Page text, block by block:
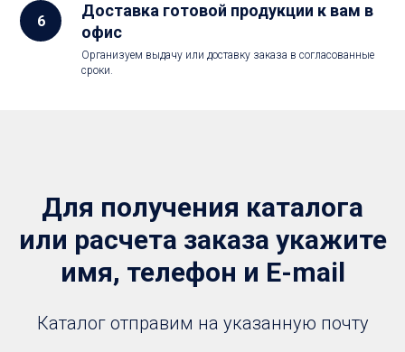
Доставка готовой продукции к вам в
офис
Организуем выдачу или доставку заказа в согласованные
сроки.
Для получения каталога
или расчета заказа укажите
имя, телефон и E-mail
Каталог отправим на указанную почту